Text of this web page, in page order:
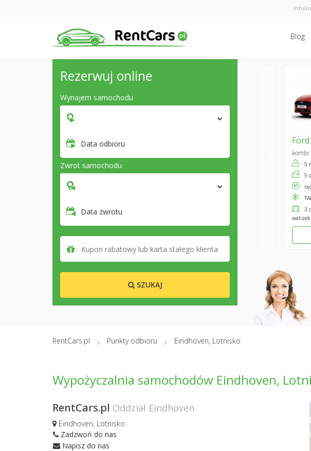
Blog
Rezerwuj online
Wynajem samochodu
Data odbioru
Zwrot samochodu
Data zwrotu
SZUKAJ
Ford
kombi
5
5
3
walizek
RentCars.pl Punkty odbioru Eindhoven, Lotnisko
Wypożyczalnia samochodów Eindhoven,
RentCars.pl Oddział Eindhoven
Eindhoven, Lotnisko
Zadzwoń do nas
Napisz do nas